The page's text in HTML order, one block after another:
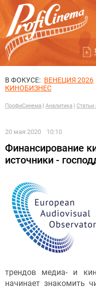
В ФОКУСЕ: ВЕНЕЦИЯ 2026
КИНОБИЗНЕС
ПрофиСинема Аналитика Статьи
20 мая 2020 10:10
Финансирование
источники -
трендов медиа- и
начинает знакомить